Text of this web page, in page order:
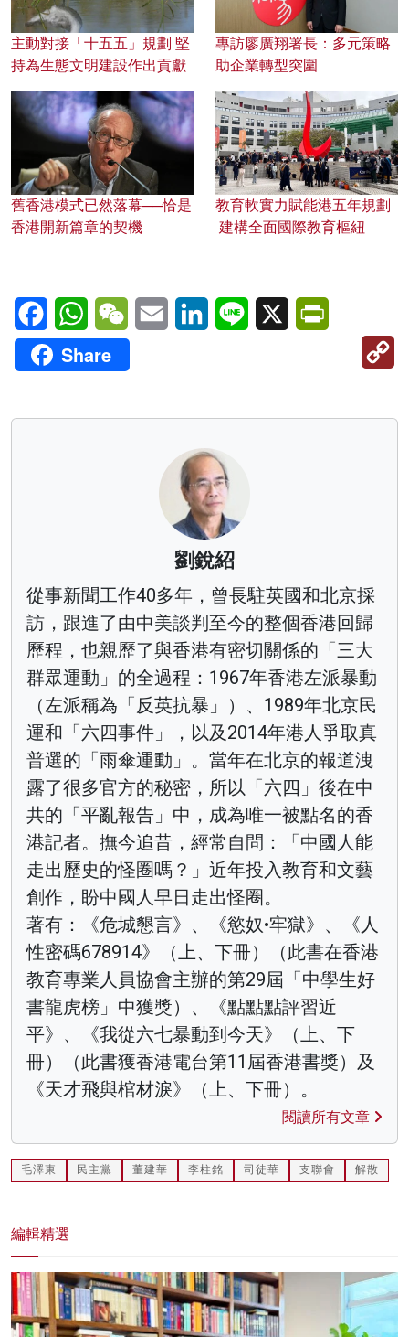
主動對接「十五五」規劃 堅
持為生態文明建設作出貢獻
專訪廖廣翔署長：多元策略
助企業轉型突圍
舊香港模式已然落幕──恰是
香港開新篇章的契機
教育軟實力賦能港五年規劃
建構全面國際教育樞紐
FacebookWhatsAppWeChatEmail LinkedInLine X
Share
劉銳紹
從事新聞工作40多年，曾長駐英國和北京採
訪，跟進了由中美談判至今的整個香港回歸
歷程，也親歷了與香港有密切關係的「三大
群眾運動」的全過程：1967年香港左派暴動
（左派稱為「反英抗暴」）、1989年北京民
運和「六四事件」，以及2014年港人爭取真
普選的「雨傘運動」。當年在北京的報道洩
露了很多官方的秘密，所以「六四」後在中
共的「平亂報告」中，成為唯一被點名的香
港記者。撫今追昔，經常自問：「中國人能
走出歷史的怪圈嗎？」近年投入教育和文藝
創作，盼中國人早日走出怪圈。
著有：《危城懇言》、《慾奴•牢獄》、《人
性密碼678914》（上、下冊）（此書在香港
教育專業人員協會主辦的第29屆「中學生好
書龍虎榜」中獲獎）、《點點點評習近
平》、《我從六七暴動到今天》（上、下
冊）（此書獲香港電台第11屆香港書獎）及
《天才飛與棺材淚》（上、下冊）。
閱讀所有文章
毛澤東 民主黨 董建華 李柱銘 司徒華 支聯會 解散
編輯精選